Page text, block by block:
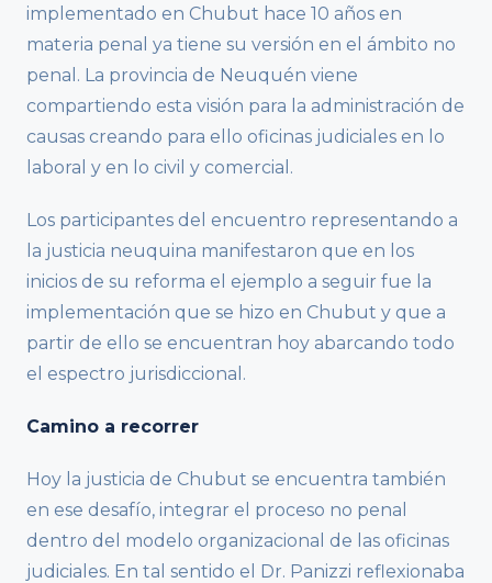
implementado en Chubut hace 10 años en
materia penal ya tiene su versión en el ámbito no
penal. La provincia de Neuquén viene
compartiendo esta visión para la administración de
causas creando para ello oficinas judiciales en lo
laboral y en lo civil y comercial.
Los participantes del encuentro representando a
la justicia neuquina manifestaron que en los
inicios de su reforma el ejemplo a seguir fue la
implementación que se hizo en Chubut y que a
partir de ello se encuentran hoy abarcando todo
el espectro jurisdiccional.
Camino a recorrer
Hoy la justicia de Chubut se encuentra también
en ese desafío, integrar el proceso no penal
dentro del modelo organizacional de las oficinas
judiciales. En tal sentido el Dr. Panizzi reflexionaba